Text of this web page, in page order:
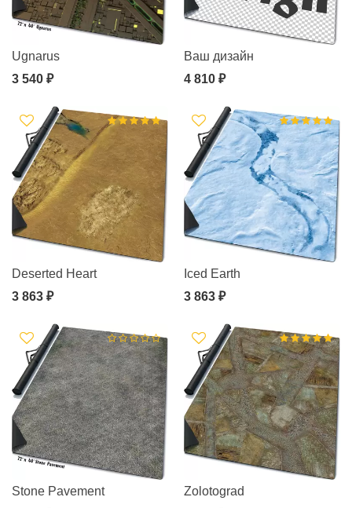
Ugnarus
3 540 ₽
Ваш дизайн
4 810 ₽
Deserted Heart
3 863 ₽
Iced Earth
3 863 ₽
Stone Pavement
Zolotograd